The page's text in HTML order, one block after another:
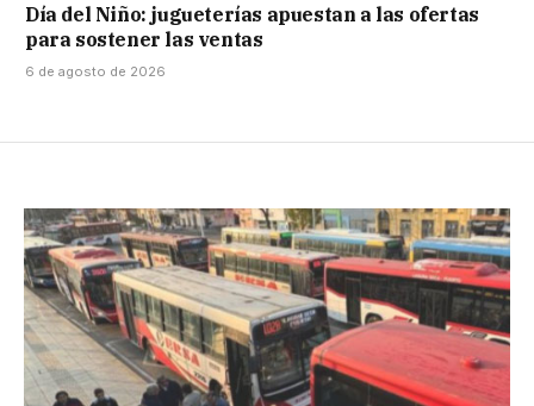
Día del Niño: jugueterías apuestan a las ofertas
para sostener las ventas
6 de agosto de 2026